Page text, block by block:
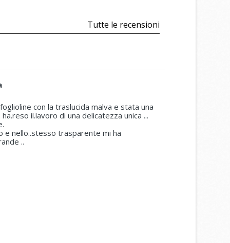
Tutte le recensioni
con la traslucida malva e stata una
il.lavoro di una delicatezza unica ...
e nello..stesso trasparente mi ha
..